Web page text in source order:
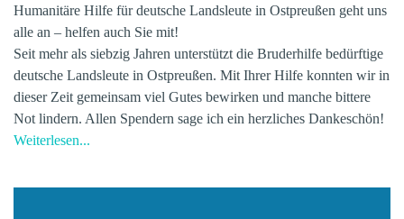
Humanitäre Hilfe für deutsche Landsleute in Ostpreußen geht uns
alle an – helfen auch Sie mit!
Seit mehr als siebzig Jahren unterstützt die Bruderhilfe bedürftige
deutsche Landsleute in Ostpreußen. Mit Ihrer Hilfe konnten wir in
dieser Zeit gemeinsam viel Gutes bewirken und manche bittere
Not lindern. Allen Spendern sage ich ein herzliches Dankeschön!
Weiterlesen...